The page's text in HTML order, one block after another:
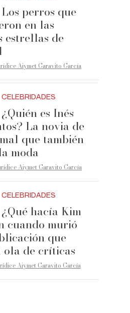
Los perros que
en las
estrellas de
Aiymet Garavito García
CELEBRIDADES
¿Quién es Inés
La novia de
que también
moda
Aiymet Garavito García
CELEBRIDADES
¿Qué hacía Kim
cuando murió
que
ola de críticas
Aiymet Garavito García